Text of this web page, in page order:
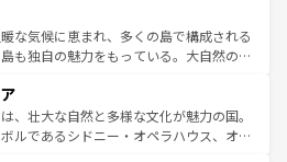
観光を楽しむこともできる。 なお、新
コンテンツ一覧 を参照してほしい。
は、観光、ショッピング、エンターテイ
た刺激的なスポットだ。一方、アメリカ
広がり、グランドキャニオンやイエロー
ンズでは、音楽と美食が融合した独特の
者はアメリカの各地域で異なる魅力を楽
多様性と豊かな歴史を感じることができ
な気候に恵まれ、多くの島で構成される
も独自の魅力をもっている。大自然の神
い。また、定番の観光地といえばオアフ
然を求めるならマウイ島やカウアイ島が
ルドグリーンに輝く海をはじめ、豊かな
、壮大な自然と多様な文化が魅力の国。
ルであるシドニー・オペラハウス、オー